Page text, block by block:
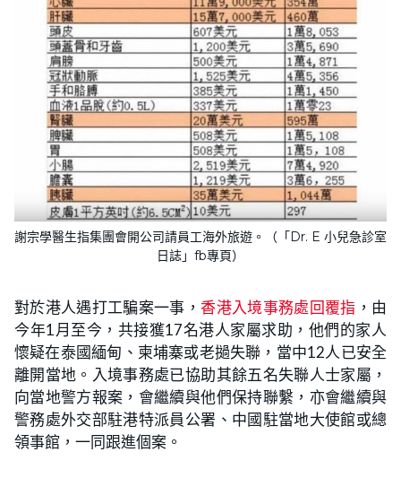
謝宗學醫生指集團會開公司請員工海外旅遊。（「Dr. E 小兒急診室
日誌」fb專頁）
對於港人遇打工騙案一事，香港入境事務處回覆指 ，由
今年1月至今，共接獲17名港人家屬求助，他們的家人
懷疑在泰國緬甸、柬埔寨或老撾失聯，當中12人已安全
離開當地。入境事務處已協助其餘五名失聯人士家屬，
向當地警方報案，會繼續與他們保持聯繫，亦會繼續與
警務處外交部駐港特派員公署、中國駐當地大使館或總
領事館，一同跟進個案。